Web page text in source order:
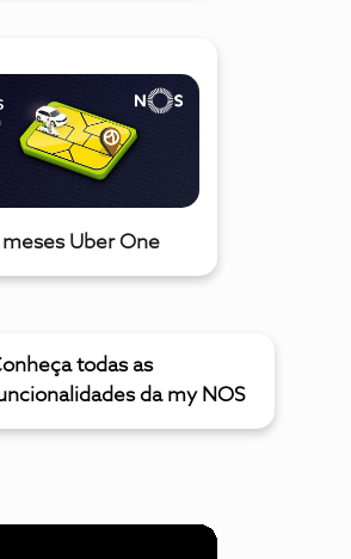
Uber One
todas as
da my NOS